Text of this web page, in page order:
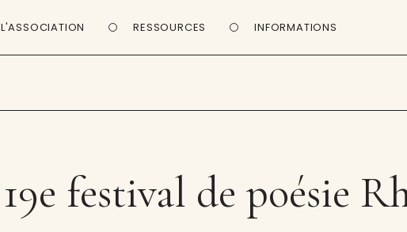
L'ASSOCIATION RESSOURCES INFORMATIONS
19e festival de poésie